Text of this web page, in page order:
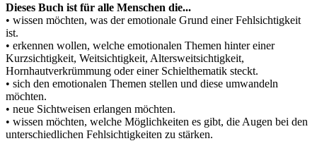
Dieses Buch ist für alle Menschen die...
• wissen möchten, was der emotionale Grund einer Fehlsichtigkeit
ist.
• erkennen wollen, welche emotionalen Themen hinter einer
Kurzsichtigkeit, Weitsichtigkeit, Altersweitsichtigkeit,
Hornhautverkrümmung oder einer Schielthematik steckt.
• sich den emotionalen Themen stellen und diese umwandeln
möchten.
• neue Sichtweisen erlangen möchten.
• wissen möchten, welche Möglichkeiten es gibt, die Augen bei den
unterschiedlichen Fehlsichtigkeiten zu stärken.